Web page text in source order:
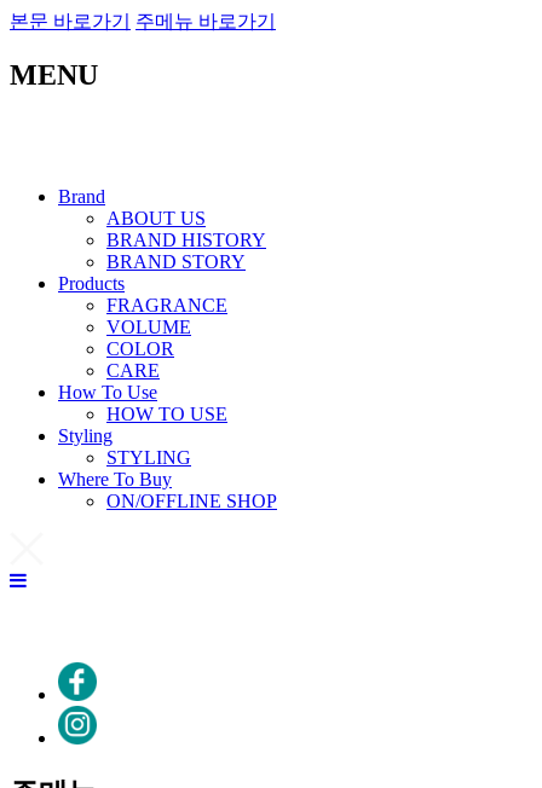
본문 바로가기 주메뉴 바로가기
MENU
Brand
ABOUT US
BRAND HISTORY
BRAND STORY
Products
FRAGRANCE
VOLUME
COLOR
CARE
How To Use
HOW TO USE
Styling
STYLING
Where To Buy
ON/OFFLINE SHOP